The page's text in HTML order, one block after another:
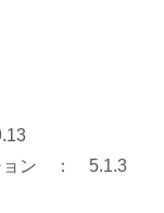
ョン ： 5.1.3